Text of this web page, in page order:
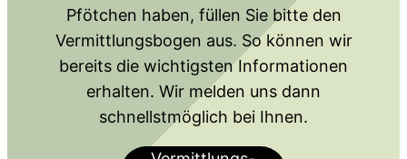
Pfötchen haben, füllen Sie bitte den
Vermittlungsbogen aus. So können wir
bereits die wichtigsten Informationen
erhalten. Wir melden uns dann
schnellstmöglich bei Ihnen.